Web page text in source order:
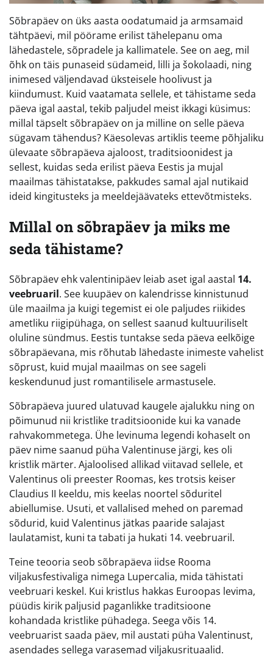
Sõbrapäev on üks aasta oodatumaid ja armsamaid
tähtpäevi, mil pöörame erilist tähelepanu oma
lähedastele, sõpradele ja kallimatele. See on aeg, mil
õhk on täis punaseid südameid, lilli ja šokolaadi, ning
inimesed väljendavad üksteisele hoolivust ja
kiindumust. Kuid vaatamata sellele, et tähistame seda
päeva igal aastal, tekib paljudel meist ikkagi küsimus:
millal täpselt sõbrapäev on ja milline on selle päeva
sügavam tähendus? Käesolevas artiklis teeme põhjaliku
ülevaate sõbrapäeva ajaloost, traditsioonidest ja
sellest, kuidas seda erilist päeva Eestis ja mujal
maailmas tähistatakse, pakkudes samal ajal nutikaid
ideid kingitusteks ja meeldejäävateks ettevõtmisteks.
Millal on sõbrapäev ja miks me
seda tähistame?
Sõbrapäev ehk valentinipäev leiab aset igal aastal 14.
veebruaril. See kuupäev on kalendrisse kinnistunud
üle maailma ja kuigi tegemist ei ole paljudes riikides
ametliku riigipühaga, on sellest saanud kultuuriliselt
oluline sündmus. Eestis tuntakse seda päeva eelkõige
sõbrapäevana, mis rõhutab lähedaste inimeste vahelist
sõprust, kuid mujal maailmas on see sageli
keskendunud just romantilisele armastusele.
Sõbrapäeva juured ulatuvad kaugele ajalukku ning on
põimunud nii kristlike traditsioonide kui ka vanade
rahvakommetega. Ühe levinuma legendi kohaselt on
päev nime saanud püha Valentinuse järgi, kes oli
kristlik märter. Ajaloolised allikad viitavad sellele, et
Valentinus oli preester Roomas, kes trotsis keiser
Claudius II keeldu, mis keelas noortel sõduritel
abiellumise. Usuti, et vallalised mehed on paremad
sõdurid, kuid Valentinus jätkas paaride salajast
laulatamist, kuni ta tabati ja hukati 14. veebruaril.
Teine teooria seob sõbrapäeva iidse Rooma
viljakusfestivaliga nimega Lupercalia, mida tähistati
veebruari keskel. Kui kristlus hakkas Euroopas levima,
püüdis kirik paljusid paganlikke traditsioone
kohandada kristlike pühadega. Seega võis 14.
veebruarist saada päev, mil austati püha Valentinust,
asendades sellega varasemad viljakusrituaalid.